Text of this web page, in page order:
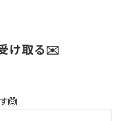
け取る✉️
🙆